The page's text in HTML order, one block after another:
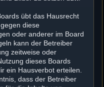
übt das Hausrecht
diese
oder anderer im Board
kann der Betreiber
zeitweise oder
dieses Boards
ein Hausverbot erteilen.
dass der Betreiber